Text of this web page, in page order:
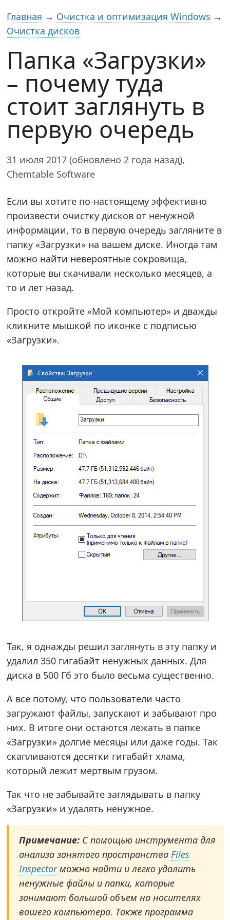
Главная → Очистка и оптимизация Windows →
Очистка дисков
Папка «Загрузки»
– почему туда
стоит заглянуть в
первую очередь
31 июля 2017 (обновлено 2 года назад),
Chemtable Software
Если вы хотите по-настоящему эффективно
произвести очистку дисков от ненужной
информации, то в первую очередь загляните в
папку «Загрузки» на вашем диске. Иногда там
можно найти невероятные сокровища,
которые вы скачивали несколько месяцев, а
то и лет назад.
Просто откройте «Мой компьютер» и дважды
кликните мышкой по иконке с подписью
«Загрузки».
Так, я однажды решил заглянуть в эту папку и
удалил 350 гигабайт ненужных данных. Для
диска в 500 Гб это было весьма существенно.
А все потому, что пользователи часто
загружают файлы, запускают и забывают про
них. В итоге они остаются лежать в папке
«Загрузки» долгие месяцы или даже годы. Так
скапливаются десятки гигабайт хлама,
который лежит мертвым грузом.
Так что не забывайте заглядывать в папку
«Загрузки» и удалять ненужное.
Примечание: С помощью инструмента для
анализа занятого пространства Files
Inspectorможно найти и легко удалить
ненужные файлы и папки, которые
занимают большой объем на носителях
вашего компьютера. Также программа